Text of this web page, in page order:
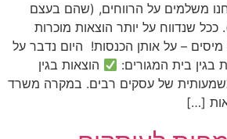
משלמים על הרווחים, (שהם בעצם
שנדווח על יותר הוצאות מוכרות
– על אותן הכנסות! היום נדבר על
בגין בית המגורים:
הוצאות בגין
של עסקים רבים. במקרה משרד
[…]